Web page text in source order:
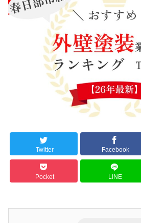
Twitter Facebook
Pocket LINE